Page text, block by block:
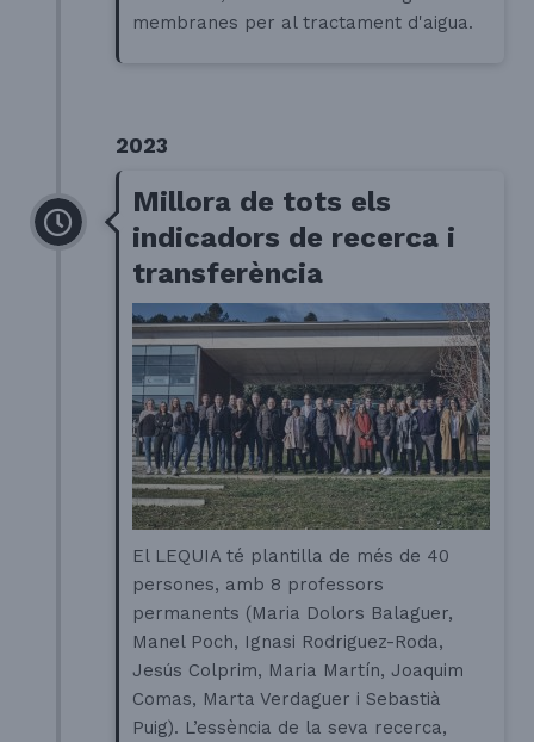
membranes per al tractament d'aigua.
2023
Millora de tots els
indicadors de recerca i
transferència
El LEQUIA té plantilla de més de 40
persones, amb 8 professors
permanents (Maria Dolors Balaguer,
Manel Poch, Ignasi Rodriguez-Roda,
Jesús Colprim, Maria Martín, Joaquim
Comas, Marta Verdaguer i Sebastià
Puig). L’essència de la seva recerca,